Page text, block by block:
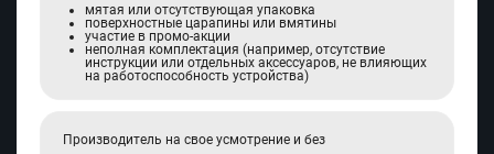
мятая или отсутствующая упаковка
поверхностные царапины или вмятины
участие в промо-акции
неполная комплектация (например, отсутствие
инструкции или отдельных аксессуаров, не влияющих
на работоспособность устройства)
Производитель на свое усмотрение и без